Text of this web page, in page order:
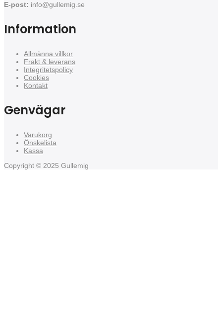
E-post: info@gullemig.se
Information
Allmänna villkor
Frakt & leverans
Integritetspolicy
Cookies
Kontakt
Genvägar
Varukorg
Önskelista
Kassa
Copyright © 2025 Gullemig